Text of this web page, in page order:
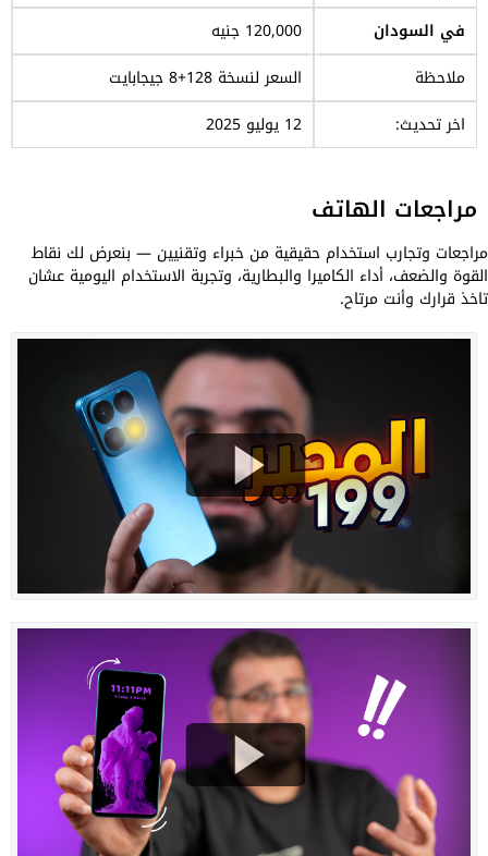
في السودان
120,000 جنيه
ملاحظة
السعر لنسخة 128+8 جيجابايت
اخر تحديث:
12 يوليو 2025
مراجعات الهاتف
مراجعات وتجارب استخدام حقيقية من خبراء وتقنيين — بنعرض لك نقاط
القوة والضعف، أداء الكاميرا والبطارية، وتجربة الاستخدام اليومية عشان
تاخذ قرارك وأنت مرتاح.